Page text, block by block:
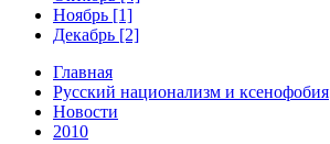
Ноябрь [1]
Декабрь [2]
Главная
Русский национализм и ксенофобия
Новости
2010